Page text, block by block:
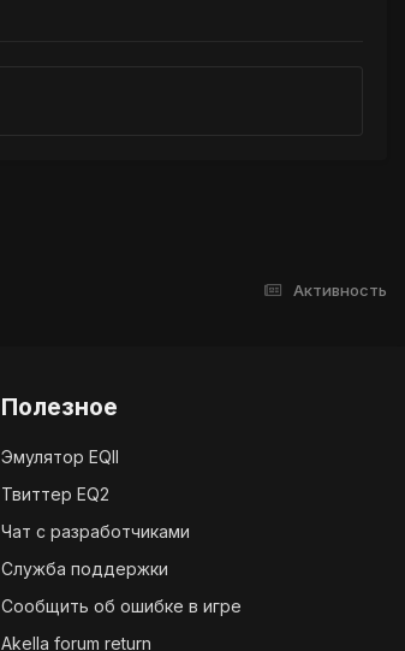
Активность
Полезное
Эмулятор EQII
Твиттер EQ2
Чат с разработчиками
Служба поддержки
Сообщить об ошибке в игре
Akella forum return